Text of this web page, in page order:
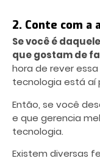
2. Conte com a
Se você é
que gostam de
hora de rever
tecnologia está aí
Então, se você
e que gerencia
tecnologia.
Existem diversas